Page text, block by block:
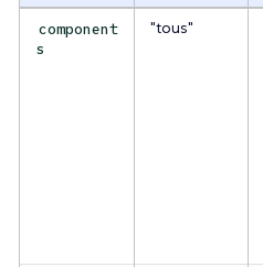
component
s
"tous"